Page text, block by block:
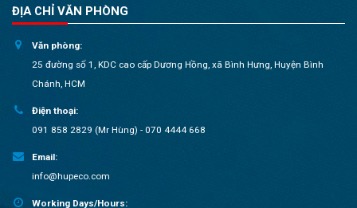
ĐỊA CHỈ VĂN PHÒNG
Văn phòng:
25 đường số 1, KDC cao cấp Dương Hồng, xã Bình Hưng, Huyện Bình
Chánh, HCM
Điện thoại:
091 858 2829 (Mr Hùng) - 070 4444 668
Email:
info@hupeco.com
Working Days/Hours: